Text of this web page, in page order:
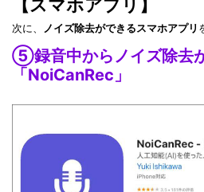
【スマホアプリ】
次に、 ノイズ除去ができるスマホアプリ
⑤録音中からノイズ除去
「NoiCanRec」